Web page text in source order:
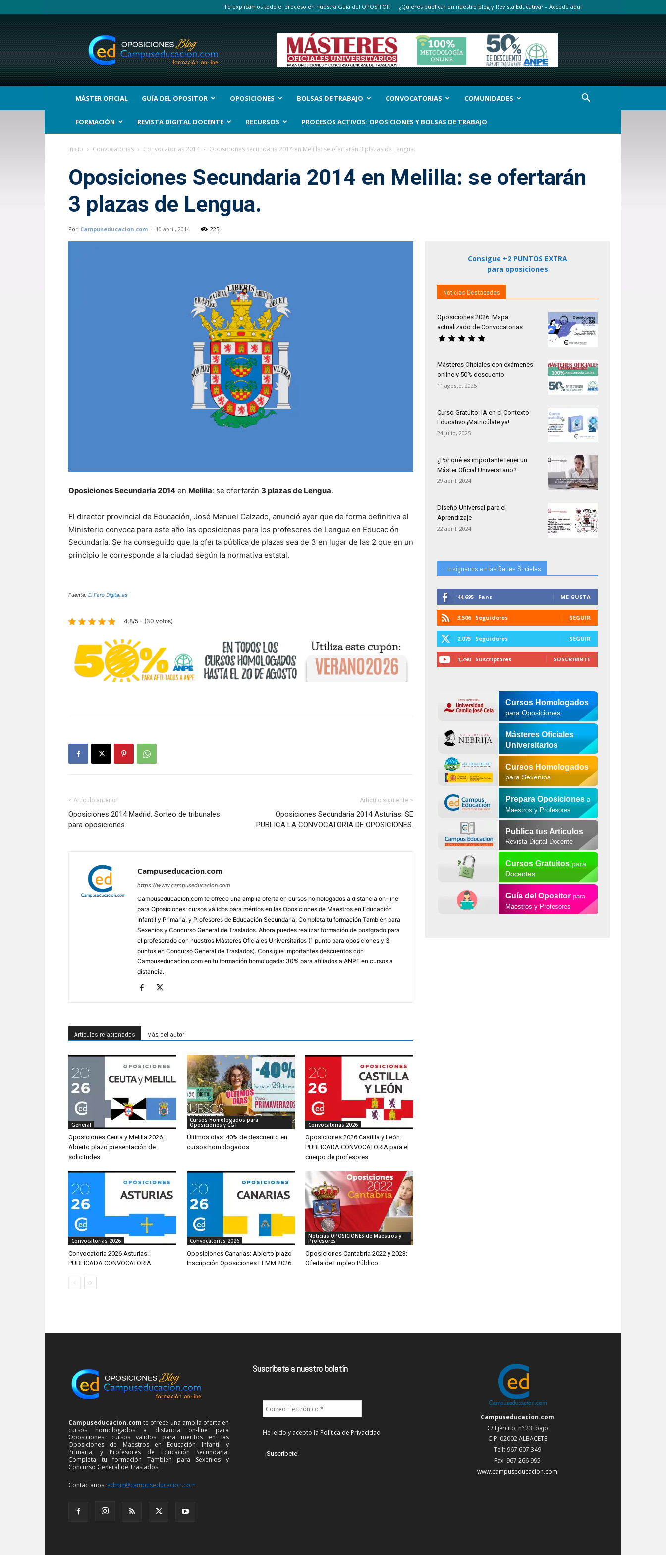
Te explicamos todo el proceso en nuestra Guía del OPOSITOR ¿Quieres publicar en nuestro blog y Revista Educativa? – Accede aquí
BLOG
Noticias
Oposiciones
y
bolsas
Trabajo
Interinos.
MÁSTER OFICIAL GUÍA DEL OPOSITOR OPOSICIONES BOLSAS DE TRABAJO CONVOCATORIAS COMUNIDADES
FORMACIÓN REVISTA DIGITAL DOCENTE RECURSOS PROCESOS ACTIVOS: OPOSICIONES Y BOLSAS DE TRABAJO
Inicio Convocatorias Convocatorias 2014 Oposiciones Secundaria 2014 en Melilla: se ofertarán 3 plazas de Lengua.
Oposiciones Secundaria 2014 en Melilla: se ofertarán
3 plazas de Lengua.
Por Campuseducacion.com - 10 abril, 2014 225
Oposiciones Secundaria 2014 en Melilla: se ofertarán 3 plazas de Lengua.
El director provincial de Educación, José Manuel Calzado, anunció ayer que de forma definitiva el
Ministerio convoca para este año las oposiciones para los profesores de Lengua en Educación
Secundaria. Se ha conseguido que la oferta pública de plazas sea de 3 en lugar de las 2 que en un
principio le corresponde a la ciudad según la normativa estatal.
Fuente: El Faro Digital.es
4.8/5 - (30 votos)
< Artículo anterior
Oposiciones 2014 Madrid. Sorteo de tribunales
para oposiciones.
Artículo siguiente >
Oposiciones Secundaria 2014 Asturias. SE
PUBLICA LA CONVOCATORIA DE OPOSICIONES.
Campuseducacion.com
https://www.campuseducacion.com
Campuseducacion.com te ofrece una amplia oferta en cursos homologados a distancia on-line
para Oposiciones: cursos válidos para méritos en las Oposiciones de Maestros en Educación
Infantil y Primaria, y Profesores de Educación Secundaria. Completa tu formación También para
Sexenios y Concurso General de Traslados. Ahora puedes realizar formación de postgrado para
el profesorado con nuestros Másteres Oficiales Universitarios (1 punto para oposiciones y 3
puntos en Concurso General de Traslados). Consigue importantes descuentos con
Campuseducacion.com en tu formación homologada: 30% para afiliados a ANPE en cursos a
distancia.
Artículos relacionados Más del autor
General
Oposiciones Ceuta y Melilla 2026:
Abierto plazo presentación de
solicitudes
Cursos Homologados para
Oposiciones y CGT
Últimos días: 40% de descuento en
cursos homologados
Convocatorias 2026
Oposiciones 2026 Castilla y León:
PUBLICADA CONVOCATORIA para el
cuerpo de profesores
Convocatorias 2026
Convocatoria 2026 Asturias:
PUBLICADA CONVOCATORIA
Convocatorias 2026
Oposiciones Canarias: Abierto plazo
Inscripción Oposiciones EEMM 2026
Noticias OPOSICIONES de Maestros y
Profesores
Oposiciones Cantabria 2022 y 2023:
Oferta de Empleo Público
Consigue +2 PUNTOS EXTRA
para oposiciones
Noticias Destacadas
Oposiciones 2026: Mapa
actualizado de Convocatorias
Másteres Oficiales con exámenes
online y 50% descuento
11 agosto, 2025
Curso Gratuito: IA en el Contexto
Educativo ¡Matricúlate ya!
24 julio, 2025
¿Por qué es importante tener un
Máster Oficial Universitario?
29 abril, 2024
Diseño Universal para el
Aprendizaje
22 abril, 2024
...o siguenos en las Redes Sociales
44,695 Fans ME GUSTA
3,506 Seguidores SEGUIR
2,075 Seguidores SEGUIR
1,290 Suscriptores SUSCRIBIRTE
Cursos Homologados
para Oposiciones
Másteres Oficiales
Universitarios
Cursos Homologados
para Sexenios
Prepara Oposiciones a
Maestros y Profesores
Publica tus Artículos
Revista Digital Docente
Cursos Gratuitospara
Docentes
Guía del Opositor para
Maestros y Profesores
Campuseducacion.com te ofrece una amplia oferta en
cursos homologados a distancia on-line para
Oposiciones: cursos válidos para méritos en las
Oposiciones de Maestros en Educación Infantil y
Primaria, y Profesores de Educación Secundaria.
Completa tu formación También para Sexenios y
Concurso General de Traslados.
Contáctanos: admin@campuseducacion.com
Suscríbete a nuestro boletín
He leído y acepto la Política de Privacidad
Campuseducacion.com
C/ Ejército, nº 23, bajo
C.P. 02002 ALBACETE
Telf: 967 607 349
Fax: 967 266 995
www.campuseducacion.com